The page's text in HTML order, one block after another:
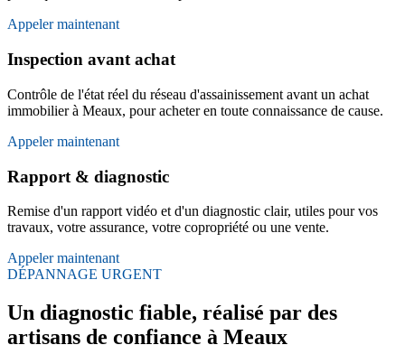
Appeler maintenant
Inspection avant achat
Contrôle de l'état réel du réseau d'assainissement avant un achat
immobilier à Meaux, pour acheter en toute connaissance de cause.
Appeler maintenant
Rapport & diagnostic
Remise d'un rapport vidéo et d'un diagnostic clair, utiles pour vos
travaux, votre assurance, votre copropriété ou une vente.
Appeler maintenant
DÉPANNAGE URGENT
Un diagnostic fiable, réalisé par des
artisans de confiance à Meaux